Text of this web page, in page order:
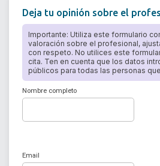
Deja tu opinión sobre el
Importante: Utiliza este formulario
valoración sobre el profesional,
con respeto. No utilices este
cita. Ten en cuenta que los datos
públicos para todas las personas
Nombre completo
Email